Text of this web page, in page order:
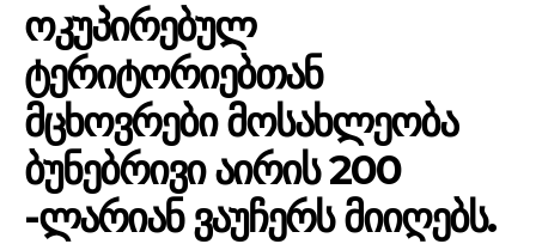
ᲝᲙᲣᲞᲘᲠᲔᲑᲣᲚ
ᲢᲔᲠᲘᲢᲝᲠᲘᲔᲑᲗᲐᲜ
ᲛᲪᲮᲝᲕᲠᲔᲑᲘ ᲛᲝᲡᲐᲮᲚᲔᲝᲑᲐ
ᲑᲣᲜᲔᲑᲠᲘᲕᲘ ᲐᲘᲠᲘᲡ 200
-ᲚᲐᲠᲘᲐᲜ ᲕᲐᲣᲩᲔᲠᲡ ᲛᲘᲘᲦᲔᲑᲡ.